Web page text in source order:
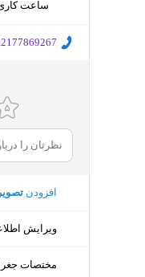
ساعت
چهارشنبه
دوشنبه
سه‌شنبه
افزودن تصویر
ویرایش
مختصات